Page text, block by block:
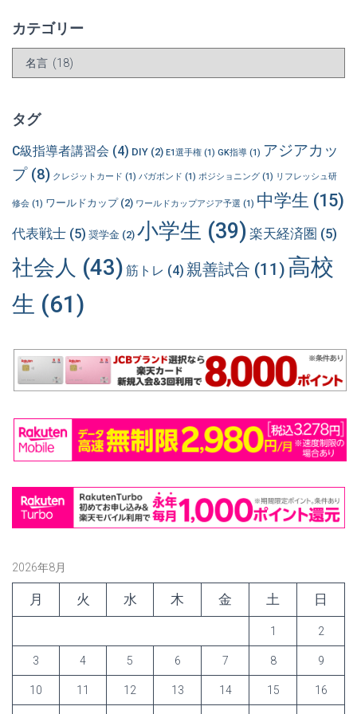
カテゴリー
ー
タグ
C級指導者講習会 (4) DIY (2) E1選手権 (1) GK指導 (1) アジアカッ
プ(8) クレジットカード (1) バガボンド (1) ポジショニング (1) リフレッシュ研
修会 (1) ワールドカップ(2) ワールドカップアジア予選 (1) 中学生 (15)
代表戦士 (5) 奨学金 (2) 小学生 (39) 楽天経済圏 (5)
社会人 (43) 筋トレ (4) 親善試合 (11) 高校
生 (61)
2026年8月
月 火 水 木 金 土 日
1 2
3 4 5 6 7 8 9
10 11 12 13 14 15 16